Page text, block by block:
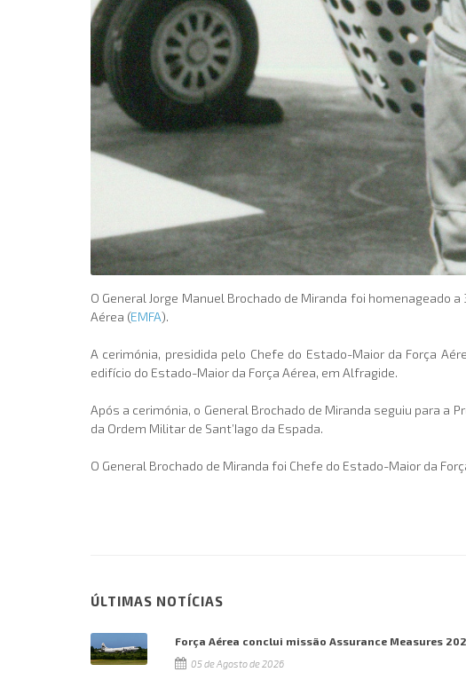
O General Jorge Manuel Brochado de Miranda foi homenageado
Aérea (EMFA).
A cerimónia, presidida pelo Chefe do Estado-Maior da Força
edifício do Estado-Maior da Força Aérea, em Alfragide.
Após a cerimónia, o General Brochado de Miranda seguiu para a
da Ordem Militar de Sant’Iago da Espada.
O General Brochado de Miranda foi Chefe do Estado-Maior da
ÚLTIMAS NOTÍCIAS
Força Aérea conclui missão Assurance Measures
05 de Agosto de 2026